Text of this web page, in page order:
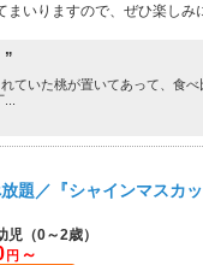
いりますので、ぜひ楽しみ
”
ていた桃が置いてあって、食
題／『シャインマスカ
児（0～2歳）
円 ～